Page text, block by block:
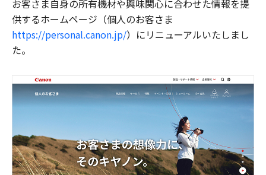
お客さま自身の所有機材や興味関心に合わせた情報を提
供するホームページ（個人のお客さま
https://personal.canon.jp/）にリニューアルいたしまし
た。